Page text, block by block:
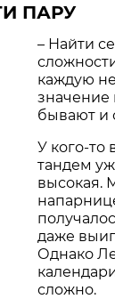
ПАРУ
– Найти
каждую
значение
бывают и
У кого-то
тандем
высокая.
даже
Однако
сложно.